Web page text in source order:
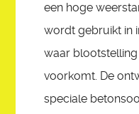
een hoge
wordt gebruikt in
waar
voorkomt. De
speciale